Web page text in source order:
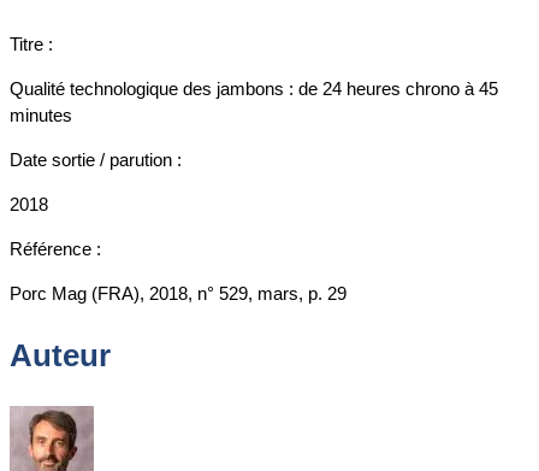
Titre :
Qualité technologique des jambons : de 24 heures chrono à 45
minutes
Date sortie / parution :
2018
Référence :
Porc Mag (FRA), 2018, n° 529, mars, p. 29
Auteur